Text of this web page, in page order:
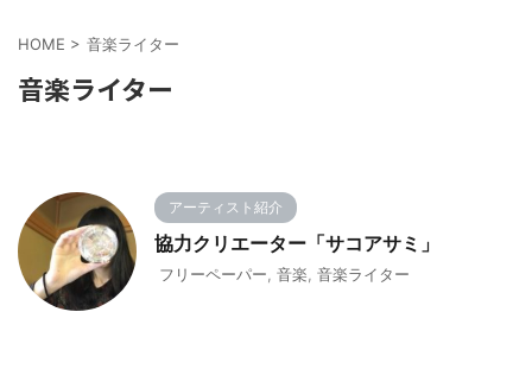
HOME > 音楽ライター
音楽ライター
アーティスト紹介
協力クリエーター「サコアサミ」
フリーペーパー 音楽 音楽ライター